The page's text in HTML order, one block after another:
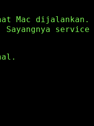
Mac dijalankan.
Sayangnya